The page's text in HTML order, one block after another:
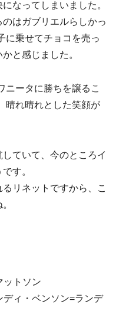
なってしまいました。
はガブリエルらしかっ
に乗せてチョコを売っ
と感じました。
ニータに勝ちを譲るこ
晴れ晴れとした笑顔が
ていて、今のところイ
す。
リネットですから、こ
ットソン
ディ・ベンソン=ランデ